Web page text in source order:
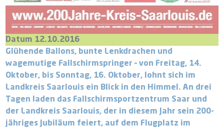
Datum 12.10.2016
Glühende Ballons, bunte Lenkdrachen und
wagemutige Fallschirmspringer – von Freitag, 14.
Oktober, bis Sonntag, 16. Oktober, lohnt sich im
Landkreis Saarlouis ein Blick in den Himmel. An drei
Tagen laden das Fallschirmsportzentrum Saar und
der Landkreis Saarlouis, der in diesem Jahr sein 200-
jähriges Jubiläum feiert, auf dem Flugplatz im